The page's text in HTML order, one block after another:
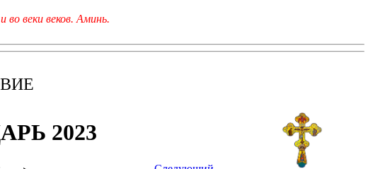
веки веков. Аминь.
2023